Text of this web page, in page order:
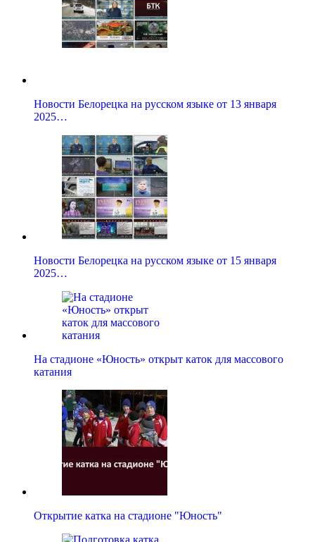
Новости Белорецка на русском языке от 13 января
2025…
Новости Белорецка на русском языке от 15 января
2025…
На стадионе «Юность» открыт каток для массового
катания
Открытие катка на стадионе "Юность"